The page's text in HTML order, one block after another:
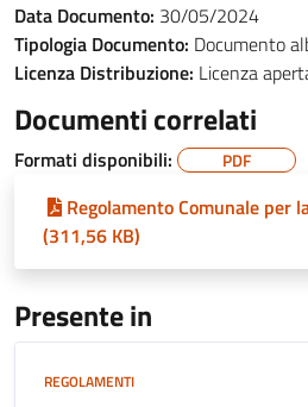
Data Documento: 30/05/2024
Tipologia Documento: Documento
Licenza Distribuzione: Licenza
Documenti correlati
Formati disponibili: PDF
Regolamento Comunale per
(311,56 KB)
Presente in
REGOLAMENTI